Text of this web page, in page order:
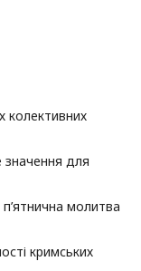
колективних
для
молитва
кримських